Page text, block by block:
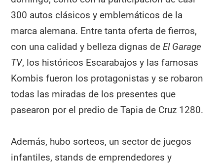
300 autos clásicos y emblemáticos de la
marca alemana. Entre tanta oferta de fierros,
con una calidad y belleza dignas deEl Garage
TV, los históricos Escarabajos y las famosas
Kombis fueron los protagonistas y se robaron
todas las miradas de los presentes que
pasearon por el predio de Tapia de Cruz 1280.
Además, hubo sorteos, un sector de juegos
infantiles, stands de emprendedores y